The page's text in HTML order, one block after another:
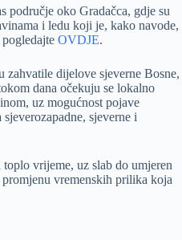
područje oko Gradačca, gdje su
i ledu koji je, kako navode,
OVDJE.
zahvatile dijelove sjeverne Bosne,
dana očekuju se lokalno
uz mogućnost pojave
sjeverne i
vrijeme, uz slab do umjeren
vremenskih prilika koja